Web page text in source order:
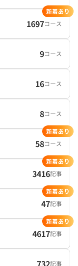
1697コース
新着あり
9コース
16コース
8コース
58コース
新着あり
3416記事
新着あり
47記事
新着あり
4617記事
新着あり
732記事